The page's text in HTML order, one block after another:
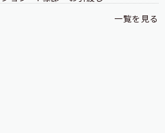
一覧を見る